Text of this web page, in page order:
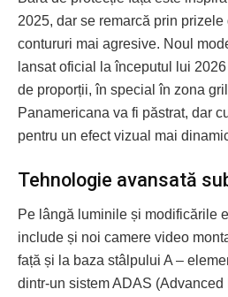
2025, dar se remarcă prin
contururi mai agresive. Noul
lansat oficial la începutul lui
de proporții, în special în zona
Panamericana va fi păstrat, dar
pentru un efect vizual mai
Tehnologie avansată
Pe lângă luminile și modificările
include și noi camere video
față și la baza stâlpului A –
dintr-un sistem ADAS